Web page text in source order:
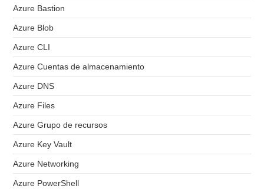
Azure Bastion
Azure Blob
Azure CLI
Azure Cuentas de almacenamiento
Azure DNS
Azure Files
Azure Grupo de recursos
Azure Key Vault
Azure Networking
Azure PowerShell